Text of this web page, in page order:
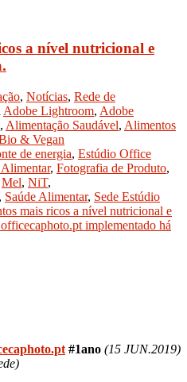
a nível nutricional e
, Notícias, Rede de
Adobe Lightroom, Adobe
, Alimentação Saudável, Alimentos
& Vegan
de energia, Estúdio Office
, Fotografia de Produto,
Mel, NiT,
, Saúde Alimentar, Sede Estúdio
mais ricos a nível nutricional e
implementado há
#1ano (15 JUN.2019)